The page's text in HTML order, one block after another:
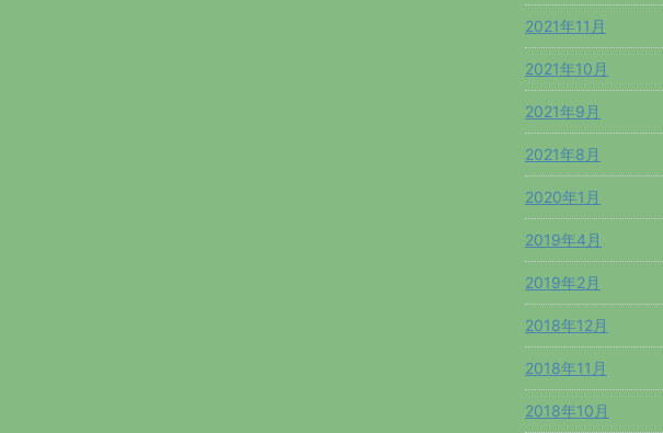
2021年11月
2021年10月
2021年9月
2021年8月
2020年1月
2019年4月
2019年2月
2018年12月
2018年11月
2018年10月